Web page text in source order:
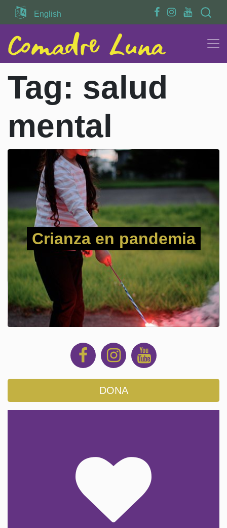
English
Search
Tag: salud
mental
Crianza en pandemia
DONA